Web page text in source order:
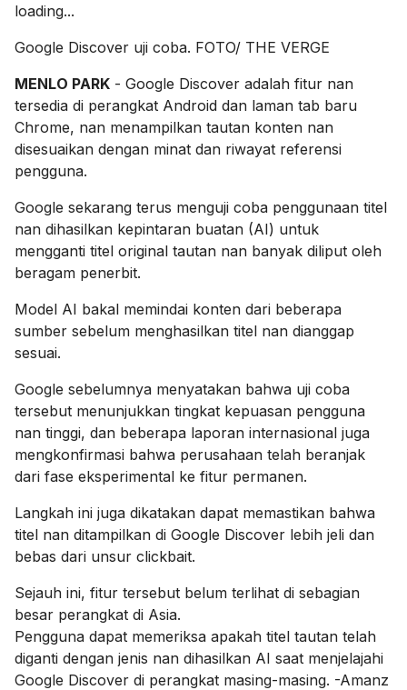
loading...
Google Discover uji coba. FOTO/ THE VERGE
MENLO PARK - Google Discover adalah fitur nan
tersedia di perangkat Android dan laman tab baru
Chrome, nan menampilkan tautan konten nan
disesuaikan dengan minat dan riwayat referensi
pengguna.
Google sekarang terus menguji coba penggunaan titel
nan dihasilkan kepintaran buatan (AI) untuk
mengganti titel original tautan nan banyak diliput oleh
beragam penerbit.
Model AI bakal memindai konten dari beberapa
sumber sebelum menghasilkan titel nan dianggap
sesuai.
Google sebelumnya menyatakan bahwa uji coba
tersebut menunjukkan tingkat kepuasan pengguna
nan tinggi, dan beberapa laporan internasional juga
mengkonfirmasi bahwa perusahaan telah beranjak
dari fase eksperimental ke fitur permanen.
Langkah ini juga dikatakan dapat memastikan bahwa
titel nan ditampilkan di Google Discover lebih jeli dan
bebas dari unsur clickbait.
Sejauh ini, fitur tersebut belum terlihat di sebagian
besar perangkat di Asia.
Pengguna dapat memeriksa apakah titel tautan telah
diganti dengan jenis nan dihasilkan AI saat menjelajahi
Google Discover di perangkat masing-masing. -Amanz